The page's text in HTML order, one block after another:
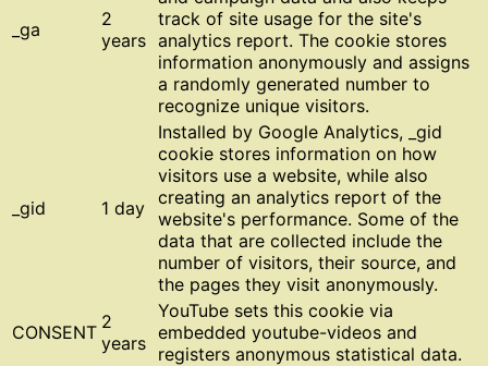
_ga
2
years
track of site usage for the site's
analytics report. The cookie stores
information anonymously and assigns
a randomly generated number to
recognize unique visitors.
_gid 1 day
Installed by Google Analytics, _gid
cookie stores information on how
visitors use a website, while also
creating an analytics report of the
website's performance. Some of the
data that are collected include the
number of visitors, their source, and
the pages they visit anonymously.
CONSENT 2
years
YouTube sets this cookie via
embedded youtube-videos and
registers anonymous statistical data.